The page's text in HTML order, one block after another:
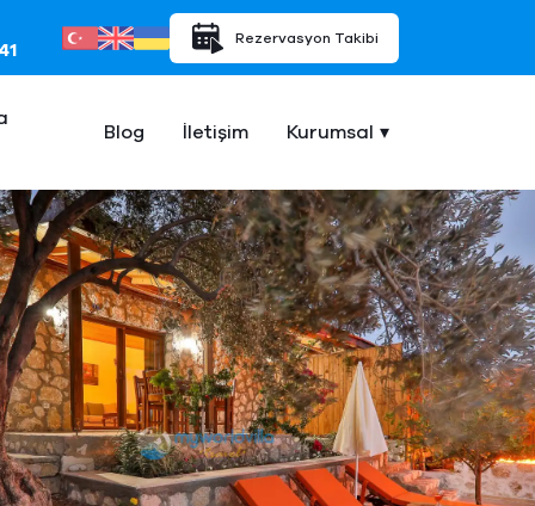
Rezervasyon Takibi
Blog İletişim Kurumsal